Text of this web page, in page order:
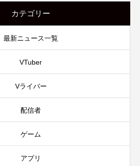
カテゴリー
最新ニュース一覧
VTuber
Vライバー
配信者
ゲーム
アプリ